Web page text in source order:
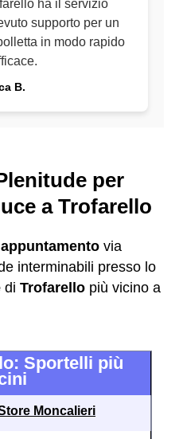
ha il servizio
supporto per un
in modo rapido
B.
per
a Trofarello
via
interminabili presso lo
di Trofarello più vicino a
Sportelli più
Moncalieri